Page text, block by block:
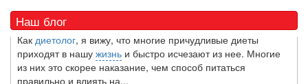
Наш блог
5 причин обратить внимание на средиземноморскую диету
Какдиетолог, я вижу, что многие причудливые диеты
приходят в нашужизньи быстро исчезают из нее. Многие
из них это скорее наказание, чем способ питаться
правильно и влиять на...